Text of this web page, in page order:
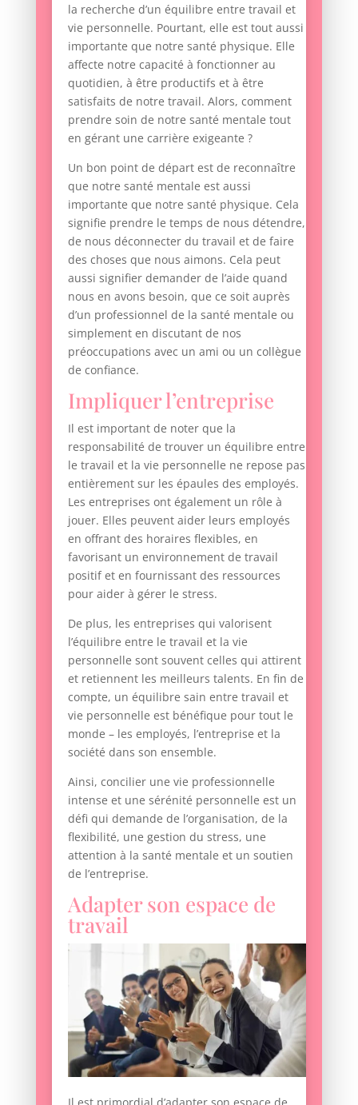
la recherche d’un équilibre entre travail et
vie personnelle. Pourtant, elle est tout aussi
importante que notre santé physique. Elle
affecte notre capacité à fonctionner au
quotidien, à être productifs et à être
satisfaits de notre travail. Alors, comment
prendre soin de notre santé mentale tout
en gérant une carrière exigeante ?
Un bon point de départ est de reconnaître
que notre santé mentale est aussi
importante que notre santé physique. Cela
signifie prendre le temps de nous détendre,
de nous déconnecter du travail et de faire
des choses que nous aimons. Cela peut
aussi signifier demander de l’aide quand
nous en avons besoin, que ce soit auprès
d’un professionnel de la santé mentale ou
simplement en discutant de nos
préoccupations avec un ami ou un collègue
de confiance.
Impliquer l’entreprise
Il est important de noter que la
responsabilité de trouver un équilibre entre
le travail et la vie personnelle ne repose pas
entièrement sur les épaules des employés.
Les entreprises ont également un rôle à
jouer. Elles peuvent aider leurs employés
en offrant des horaires flexibles, en
favorisant un environnement de travail
positif et en fournissant des ressources
pour aider à gérer le stress.
De plus, les entreprises qui valorisent
l’équilibre entre le travail et la vie
personnelle sont souvent celles qui attirent
et retiennent les meilleurs talents. En fin de
compte, un équilibre sain entre travail et
vie personnelle est bénéfique pour tout le
monde – les employés, l’entreprise et la
société dans son ensemble.
Ainsi, concilier une vie professionnelle
intense et une sérénité personnelle est un
défi qui demande de l’organisation, de la
flexibilité, une gestion du stress, une
attention à la santé mentale et un soutien
de l’entreprise.
Adapter son espace de
travail